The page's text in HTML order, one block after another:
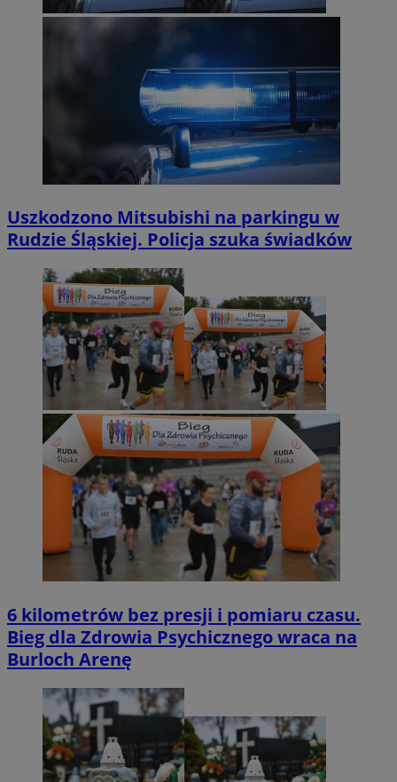
Uszkodzono Mitsubishi na parkingu w
Rudzie Śląskiej. Policja szuka świadków
6 kilometrów bez presji i pomiaru czasu.
Bieg dla Zdrowia Psychicznego wraca na
Burloch Arenę